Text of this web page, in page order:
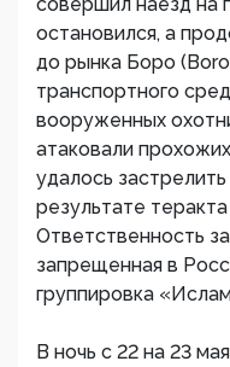
остановился, а
до рынка Боро
транспортного
вооруженных
атаковали
удалось
результате
Ответственность
запрещенная в
группировка
В ночь с 22 на 23